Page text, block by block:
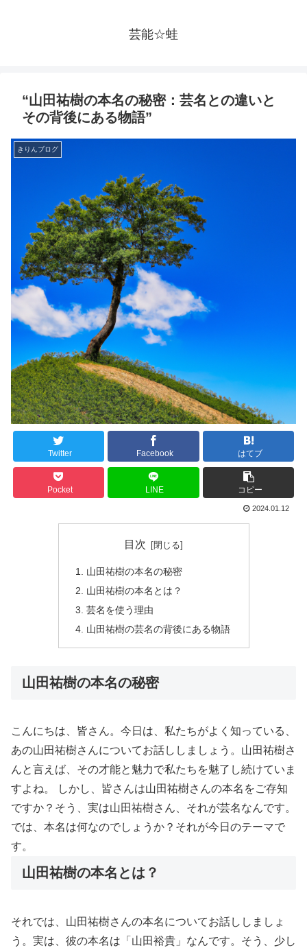
芸能☆蛙
“山田祐樹の本名の秘密：芸名との違いと
その背後にある物語”
きりんブログ
Twitter Facebook はてブ
Pocket LINE コピー
2024.01.12
目次
山田祐樹の本名の秘密
山田祐樹の本名とは？
芸名を使う理由
山田祐樹の芸名の背後にある物語
山田祐樹の本名の秘密
こんにちは、皆さん。今日は、私たちがよく知っている、
あの山田祐樹さんについてお話ししましょう。山田祐樹さ
んと言えば、その才能と魅力で私たちを魅了し続けていま
すよね。 しかし、皆さんは山田祐樹さんの本名をご存知
ですか？そう、実は山田祐樹さん、それが芸名なんです。
では、本名は何なのでしょうか？それが今日のテーマで
す。
山田祐樹の本名とは？
それでは、山田祐樹さんの本名についてお話ししましょ
う。実は、彼の本名は「山田裕貴」なんです。そう、少し